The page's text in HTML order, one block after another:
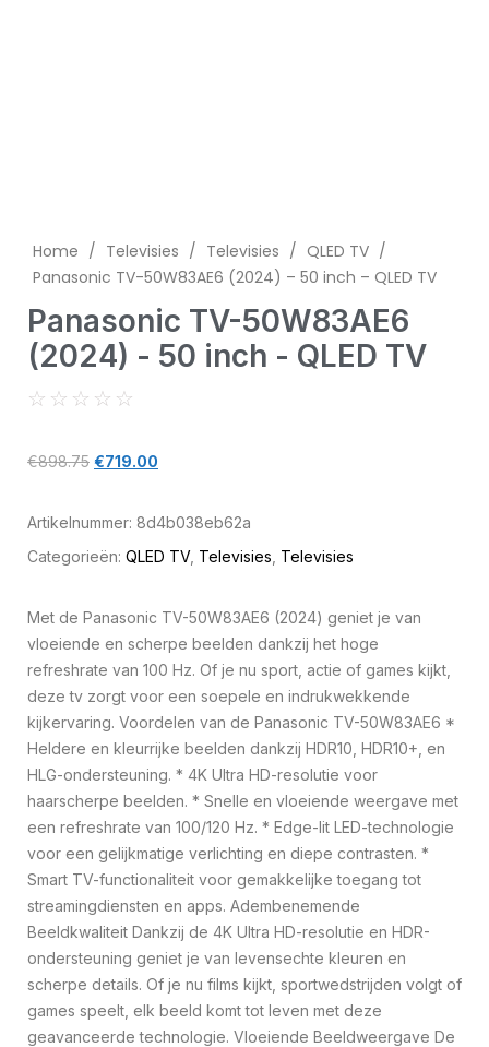
Home / Televisies / Televisies / QLED TV /
Panasonic TV-50W83AE6 (2024) – 50 inch – QLED TV
Panasonic TV-50W83AE6
(2024) - 50 inch - QLED TV
☆ ☆ ☆ ☆ ☆
€898.75 €719.00
Artikelnummer: 8d4b038eb62a
Categorieën: QLED TV, Televisies Televisies
Met de Panasonic TV-50W83AE6 (2024) geniet je van
vloeiende en scherpe beelden dankzij het hoge
refreshrate van 100 Hz. Of je nu sport, actie of games kijkt,
deze tv zorgt voor een soepele en indrukwekkende
kijkervaring. Voordelen van de Panasonic TV-50W83AE6 *
Heldere en kleurrijke beelden dankzij HDR10, HDR10+, en
HLG-ondersteuning. * 4K Ultra HD-resolutie voor
haarscherpe beelden. * Snelle en vloeiende weergave met
een refreshrate van 100/120 Hz. * Edge-lit LED-technologie
voor een gelijkmatige verlichting en diepe contrasten. *
Smart TV-functionaliteit voor gemakkelijke toegang tot
streamingdiensten en apps. Adembenemende
Beeldkwaliteit Dankzij de 4K Ultra HD-resolutie en HDR-
ondersteuning geniet je van levensechte kleuren en
scherpe details. Of je nu films kijkt, sportwedstrijden volgt of
games speelt, elk beeld komt tot leven met deze
geavanceerde technologie. Vloeiende Beeldweergave De